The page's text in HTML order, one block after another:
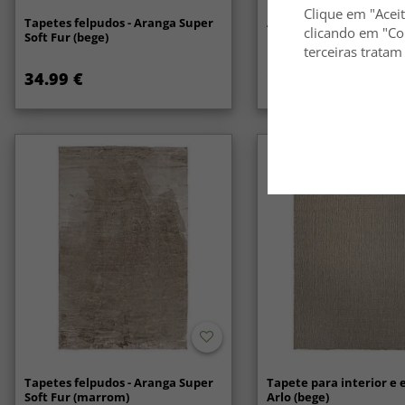
Tapetes felpudos - Aranga Super
Soft Fur (bege)
34.99 €
Anti-slip/Halkskydd
Tapetes felpudos - Aranga Super
Soft Fur (marrom)
Tapete para interior e
Arlo (bege)
Clique em
clicando em
terceiras tratam